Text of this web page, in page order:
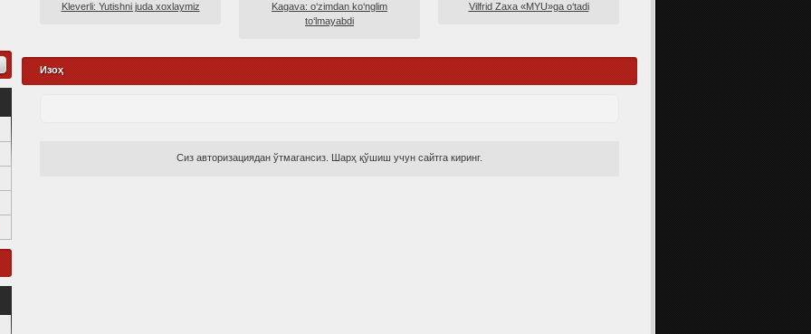
Kleverli: Yutishni juda xoxlaymiz
Kagava: o‘zimdan ko‘nglim
to‘lmayabdi
Vilfrid Zaxa «MYU»ga o‘tadi
Изоҳ
Сиз авторизациядан ўтмагансиз. Шарҳ қўшиш учун сайтга киринг.